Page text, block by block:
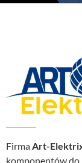
FirmaArt-
komponentów do